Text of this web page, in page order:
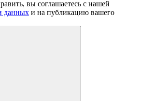
вы соглашаетесь с нашей
данных и на публикацию вашего